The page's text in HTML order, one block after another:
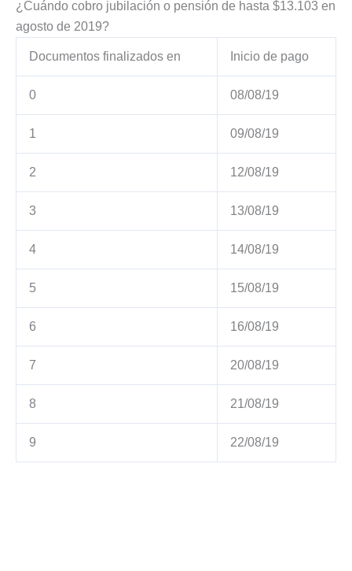
¿Cuándo cobro jubilación o pensión de hasta $13.103 en
agosto de 2019?
Documentos finalizados en Inicio de pago
0 08/08/19
1 09/08/19
2 12/08/19
3 13/08/19
4 14/08/19
5 15/08/19
6 16/08/19
7 20/08/19
8 21/08/19
9 22/08/19